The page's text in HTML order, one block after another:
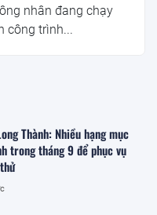
nhân đang chạy
công trình...
Thành: Nhiều hạng mục
trong tháng 9 để phục vụ